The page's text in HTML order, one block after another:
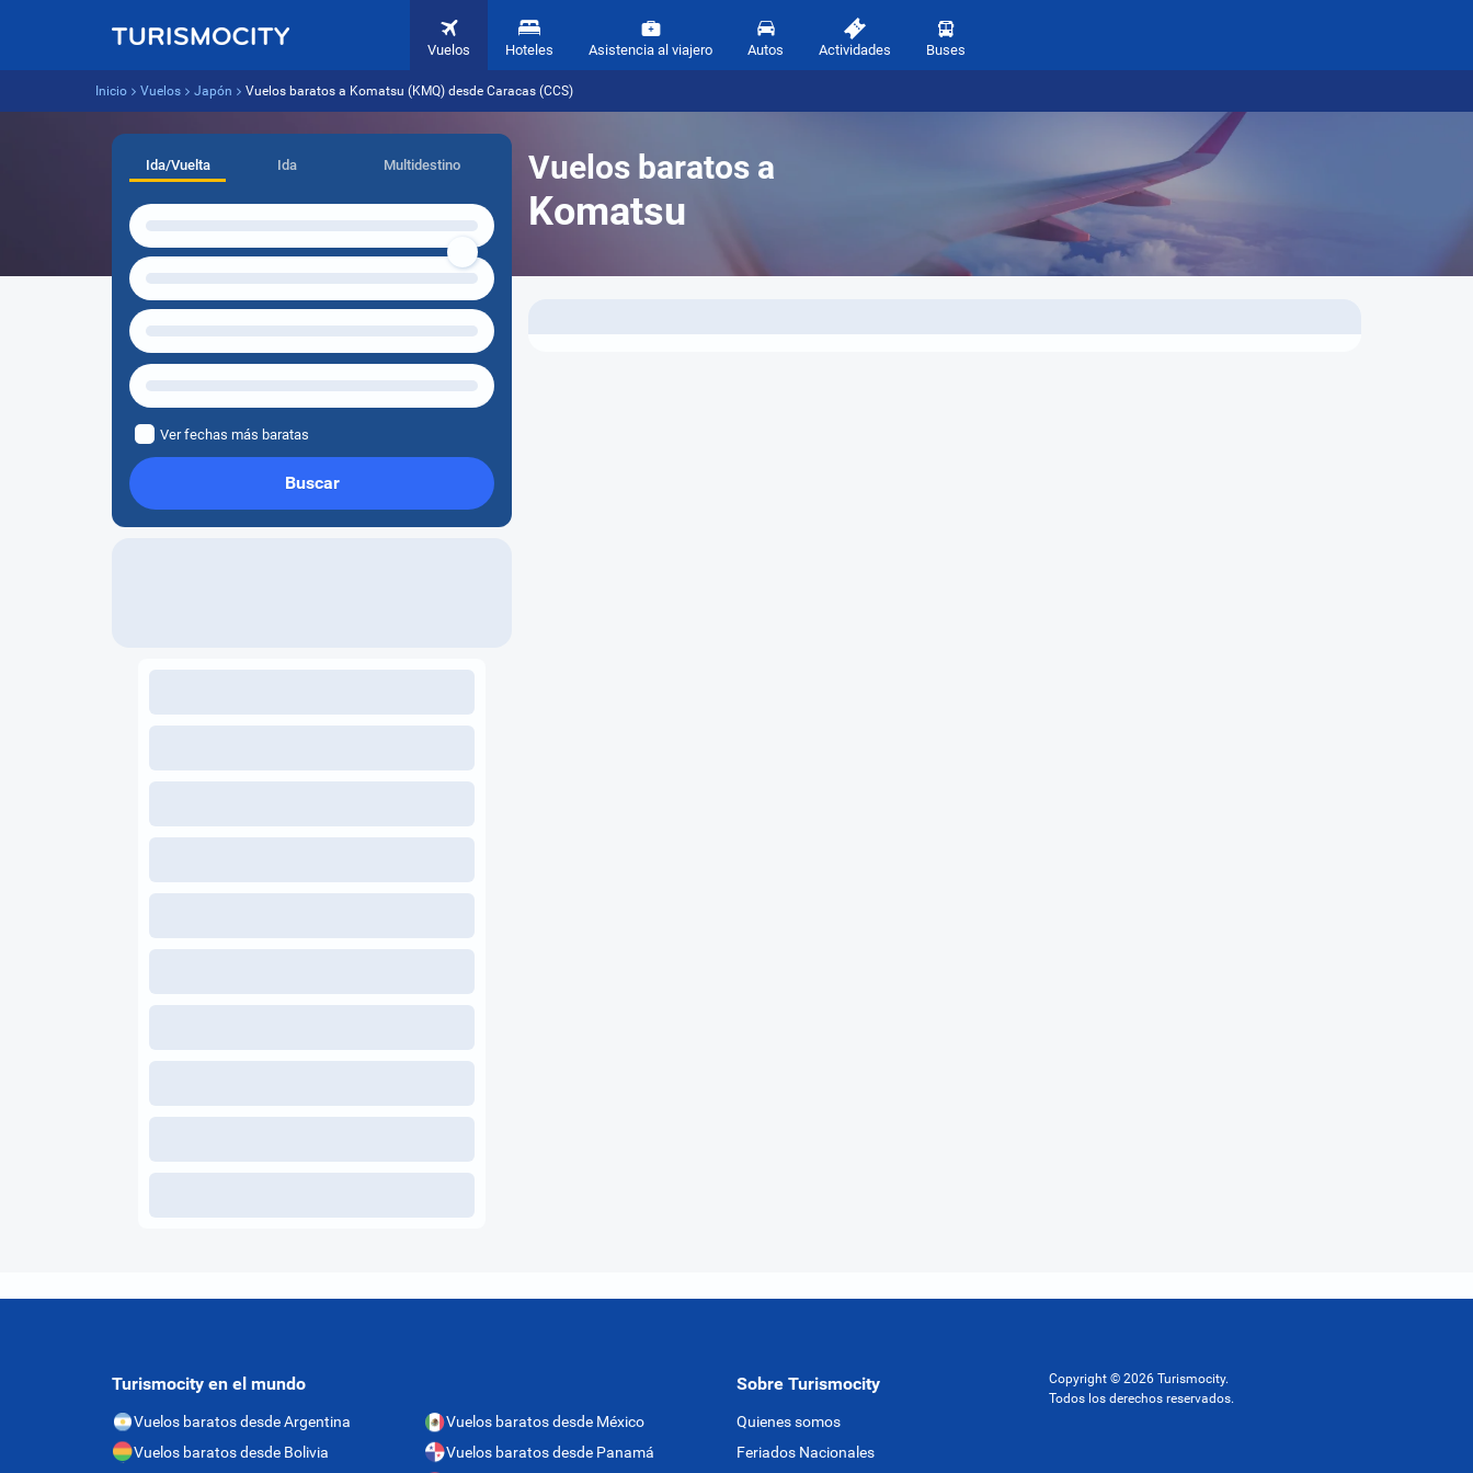
Vuelos Hoteles Asistencia al viajero Autos Actividades Buses
Inicio Vuelos Japón Vuelos baratos a Komatsu (KMQ) desde Caracas (CCS)
Vuelos baratos a
Komatsu
Ida/Vuelta Ida Multidestino
Ver fechas más baratas
Buscar
Turismocity en el mundo
Vuelos baratos desde Argentina
Vuelos baratos desde Bolivia
Vuelos baratos desde México
Vuelos baratos desde Panamá
Sobre Turismocity
Quienes somos
Feriados Nacionales
Copyright © 2026 Turismocity.
Todos los derechos reservados.